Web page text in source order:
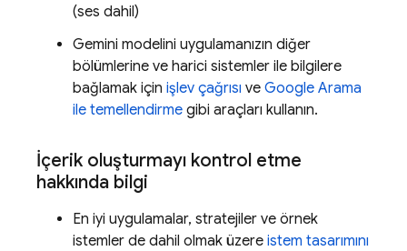
(ses dahil)
Gemini modelini uygulamanızın diğer
bölümlerine ve harici sistemler ile bilgilere
bağlamak için işlev çağrısı ve Google Arama
ile temellendirme gibi araçları kullanın.
İçerik oluşturmayı kontrol etme
hakkında bilgi
En iyi uygulamalar, stratejiler ve örnek
istemler de dahil olmak üzere istem tasarımını